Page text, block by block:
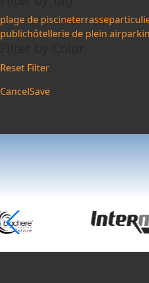
plage de piscineterrasse
publichôtellerie de plein air
Reset Filter
CancelSave